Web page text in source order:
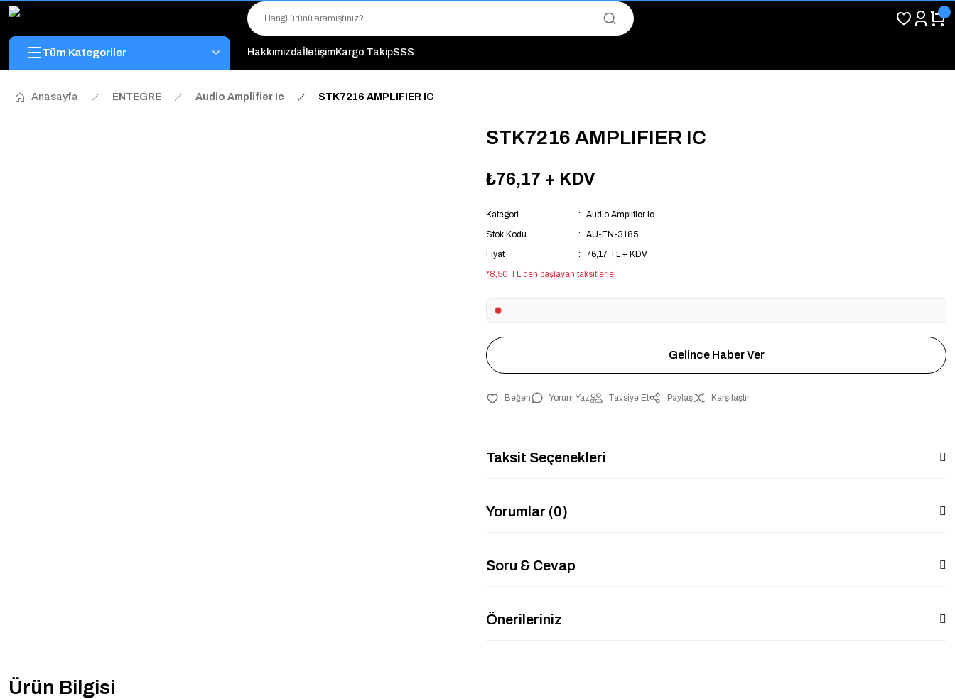
"Toptan Fiyatına Perakende Satış Avantajını Kaçırmayın!"
"Üyelere Özel: Stok Önceliği ve Proje Fiyatları."
Tüm Kategoriler HakkımızdaİletişimKargo TakipSSS
Anasayfa ENTEGRE Audio Amplifier Ic STK7216 AMPLIFIER IC
STK7216 AMPLIFIER IC
₺76,17 + KDV
Kategori
Audio Amplifier Ic
Stok Kodu
AU-EN-3185
Fiyat
76,17 TL + KDV
*8,50 TL den başlayan taksitlerle!
Gelince Haber Ver
Yorum Yaz Tavsiye Et Paylaş Karşılaştır
Taksit Seçenekleri
Yorumlar (0)
Soru & Cevap
Önerileriniz
Ürün Bilgisi